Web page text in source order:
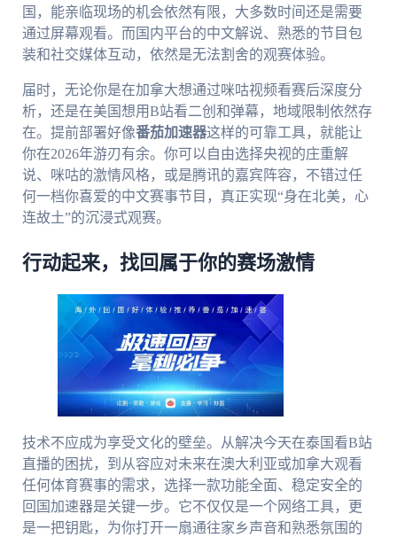
国，能亲临现场的机会依然有限，大多数时间还是需要
通过屏幕观看。而国内平台的中文解说、熟悉的节目包
装和社交媒体互动，依然是无法割舍的观赛体验。
届时，无论你是在加拿大想通过咪咕视频看赛后深度分
析，还是在美国想用B站看二创和弹幕，地域限制依然存
在。提前部署好像番茄加速器这样的可靠工具，就能让
你在2026年游刃有余。你可以自由选择央视的庄重解
说、咪咕的激情风格，或是腾讯的嘉宾阵容，不错过任
何一档你喜爱的中文赛事节目，真正实现“身在北美，心
连故土”的沉浸式观赛。
行动起来，找回属于你的赛场激情
技术不应成为享受文化的壁垒。从解决今天在泰国看B站
直播的困扰，到从容应对未来在澳大利亚或加拿大观看
任何体育赛事的需求，选择一款功能全面、稳定安全的
回国加速器是关键一步。它不仅仅是一个网络工具，更
是一把钥匙，为你打开一扇通往家乡声音和熟悉氛围的